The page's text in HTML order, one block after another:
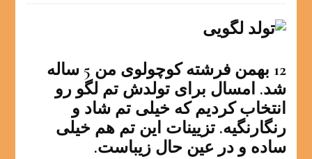
تم
لگو
12 بهمن فرشته کوچولوی من 5 ساله
شد. امسال برای تولدش تم لگو رو
انتخاب کردیم که خیلی تم شاد و
رنگارنگیه. تزیینات این تم هم خیلی
ساده و در عین حال زیباست.